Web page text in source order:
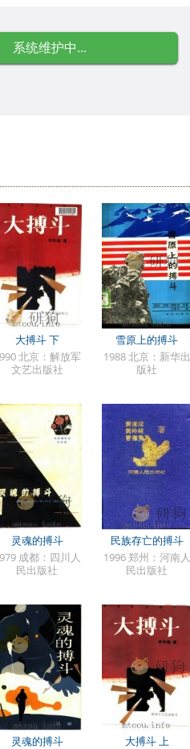
系统维护中...
大搏斗 下
北京：解放军
文艺出版社
雪原上的搏斗
1988 北京：新华出
版社
灵魂的搏斗
成都：四川人
民出版社
民族存亡的搏斗
1996 郑州：河南人
民出版社
灵魂的搏斗
大搏斗 上